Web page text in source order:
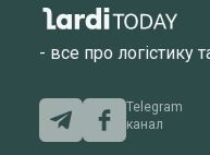
- все про логістику
Telegram
канал